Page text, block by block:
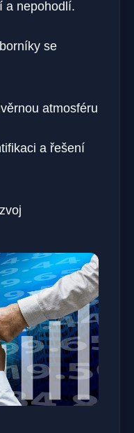
a nepohodlí.
se
atmosféru
a řešení